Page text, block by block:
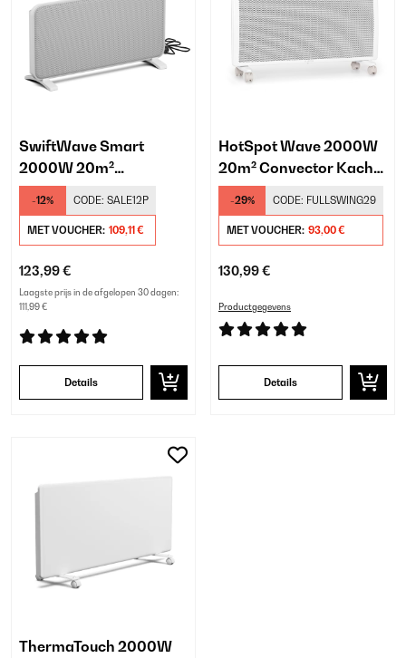
SwiftWave Smart
2000W 20m²
Convector Kachel Wit
-12% CODE: SALE12P
MET VOUCHER: 109,11 €
123,99 €
Laagste prijs in de afgelopen 30 dagen:
111,99 €
Details
HotSpot Wave 2000W
20m² Convector Kachel
Wit
-29% CODE: FULLSWING29
MET VOUCHER: 93,00 €
130,99 €
Productgegevens
Details
ThermaTouch 2000W